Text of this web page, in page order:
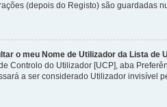
(depois do Registo) são guardadas
o meu Nome de Utilizador da Lista de
Controlo do Utilizador [UCP], aba
a ser considerado Utilizador invisível